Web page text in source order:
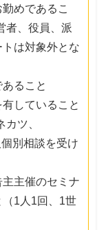
めであるこ
者、役員、派
は対象外とな
ること
していること
ツ、
別相談を受け
主主催のセミナ
1人1回、1世